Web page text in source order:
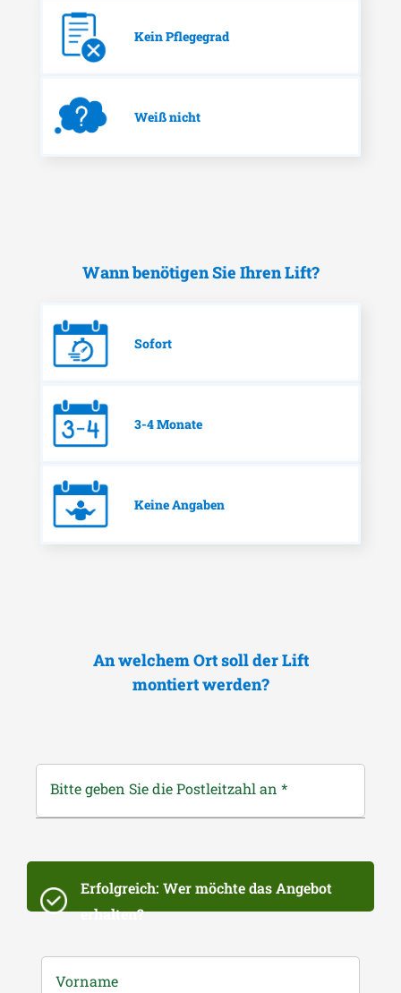
Kein Pflegegrad
Weiß nicht
Wann benötigen Sie Ihren Lift?
Sofort
3-4 Monate
Keine Angaben
An welchem Ort soll der Lift
montiert werden?
Bitte geben Sie die Postleitzahl an *
Erfolgreich: Wer möchte das Angebot
erhalten?
Vorname